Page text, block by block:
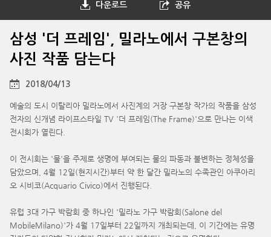
다운로드 공유
삼성 '더 프레임', 밀라노에서 구본창의
사진 작품 담는다
2018/04/13
예술의 도시 이탈리아 밀라노에서 사진계의 거장 구본창 작가의 작품을 삼성
전자의 신개념 라이프스타일 TV '더 프레임(The Frame)'으로 만나는 이색
전시회가 열린다.
이 전시회는 '물'을 주제로 생명에 부여되는 물의 파동과 불변하는 정체성을
담았으며, 4월 12일(현지시간)부터 약 한 달간 밀라노의 수족관인 아쿠아리
오 시비코(Acquario Civico)에서 진행된다.
유럽 3대 가구 박람회 중 하나인 '밀라노 가구 박람회(Salone del
MobileMilano)'가 4월 17일부터 22일까지 개최되는데, 이 기간에는 유명